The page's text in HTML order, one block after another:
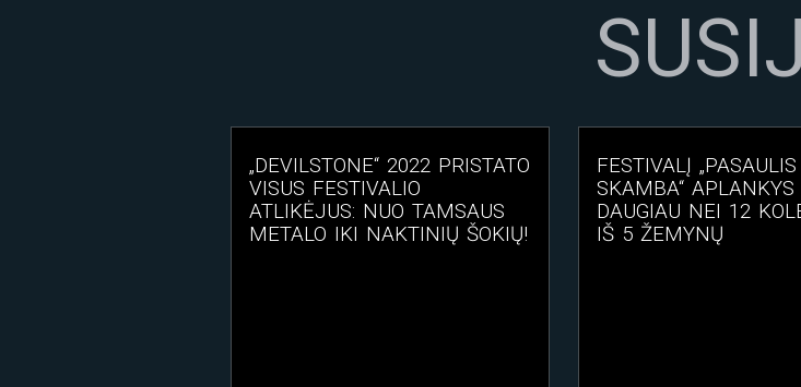
„DEVILSTONE“ 2022 PRISTATO
VISUS FESTIVALIO
ATLIKĖJUS: NUO TAMSAUS
METALO IKI NAKTINIŲ ŠOKIŲ!
FESTIVALĮ „PASAULIS
SKAMBA“ APLANKYS
DAUGIAU NEI 12
IŠ 5 ŽEMYNŲ